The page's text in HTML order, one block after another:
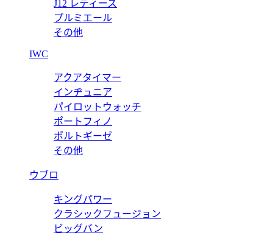
J12 レディース
プルミエール
その他
IWC
アクアタイマー
インヂュニア
パイロットウォッチ
ポートフィノ
ポルトギーゼ
その他
ウブロ
キングパワー
クラシックフュージョン
ビッグバン